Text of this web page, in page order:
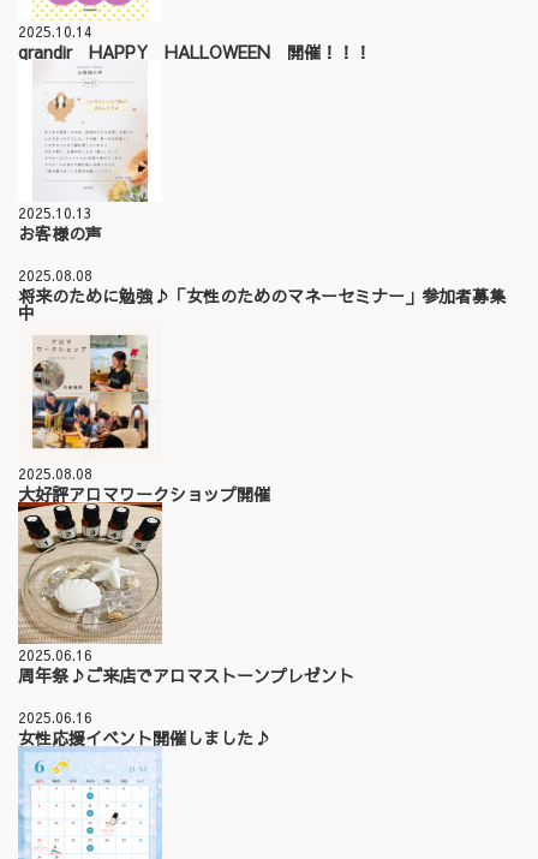
2025.10.14
grandir HAPPY HALLOWEEN 開催！！！
2025.10.13
お客様の声
2025.08.08
将来のために勉強♪「女性のためのマネーセミナー」参加者募集
中
2025.08.08
大好評アロマワークショップ開催
2025.06.16
周年祭♪ご来店でアロマストーンプレゼント
2025.06.16
女性応援イベント開催しました♪